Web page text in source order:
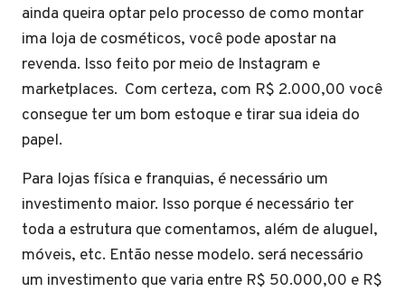
ainda queira optar pelo processo de como montar
ima loja de cosméticos, você pode apostar na
revenda. Isso feito por meio de Instagram e
marketplaces. Com certeza, com R$ 2.000,00 você
consegue ter um bom estoque e tirar sua ideia do
papel.
Para lojas física e franquias, é necessário um
investimento maior. Isso porque é necessário ter
toda a estrutura que comentamos, além de aluguel,
móveis, etc. Então nesse modelo. será necessário
um investimento que varia entre R$ 50.000,00 e R$